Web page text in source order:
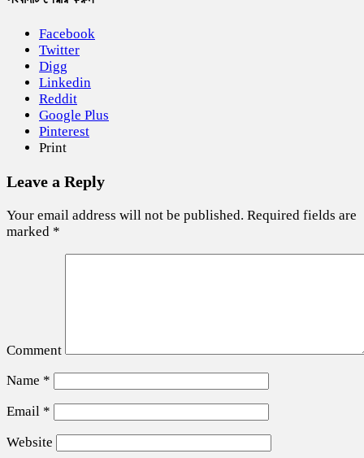
Facebook
Twitter
Digg
Linkedin
Reddit
Google Plus
Pinterest
Print
Leave a Reply
Your email address will not be published. Required fields are
marked *
Comment
Name *
Email *
Website